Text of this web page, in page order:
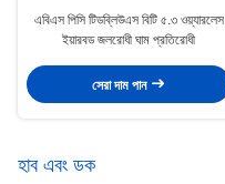
এবিএস পিসি টিডব্লিউএস বিটি ৫.৩ ওয়্যারলেস
ইয়ারবড জলরোধী ঘাম প্রতিরোধী
সেরা দাম পান
হাব এবং ডক